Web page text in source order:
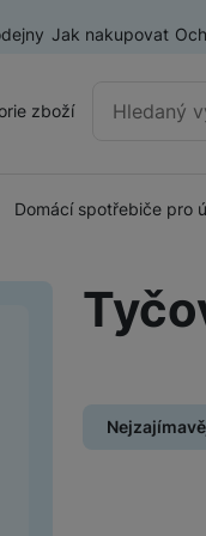
Jak nakupovat
zboží
Domácí spotřebiče pro